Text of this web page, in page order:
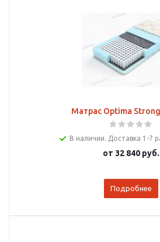
Матрас Optima Strong
В наличии. Доставка 1-7
от 32 840 руб.
Подробнее